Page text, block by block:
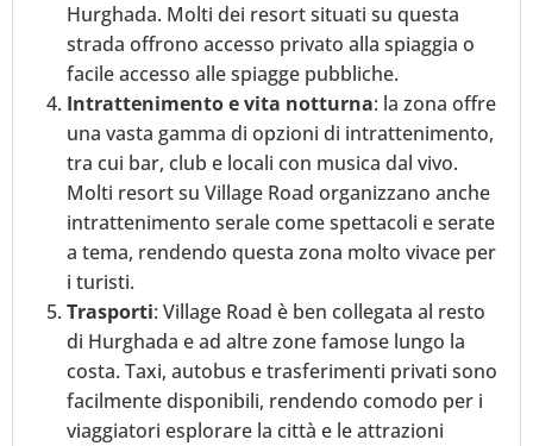
Hurghada. Molti dei resort situati su questa
strada offrono accesso privato alla spiaggia o
facile accesso alle spiagge pubbliche.
Intrattenimento e vita notturna: la zona offre
una vasta gamma di opzioni di intrattenimento,
tra cui bar, club e locali con musica dal vivo.
Molti resort su Village Road organizzano anche
intrattenimento serale come spettacoli e serate
a tema, rendendo questa zona molto vivace per
i turisti.
Trasporti: Village Road è ben collegata al resto
di Hurghada e ad altre zone famose lungo la
costa. Taxi, autobus e trasferimenti privati sono
facilmente disponibili, rendendo comodo per i
viaggiatori esplorare la città e le attrazioni